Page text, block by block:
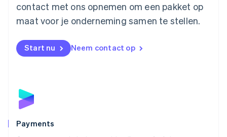
contact met ons opnemen om een pakket op
maat voor je onderneming samen te stellen.
Start nu Neem contact op
Payments
Nederland
NederlandsEnglish
English
Noorwegen
Polen
English
Português